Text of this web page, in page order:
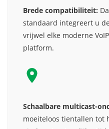
Brede compatibiliteit:
standaard integreert u
vrijwel elke moderne
platform.
Schaalbare multicast-
moeiteloos tientallen tot